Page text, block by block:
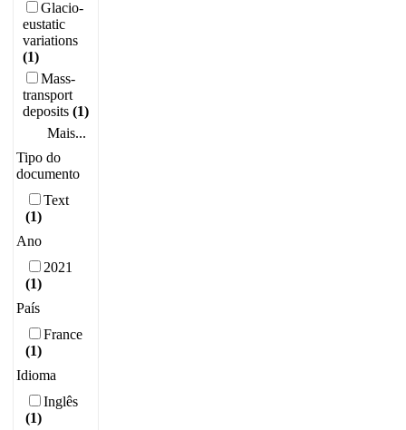
Glacio-
eustatic
variations
(1)
Mass-
transport
deposits (1)
Mais...
Tipo do
documento
Text
(1)
Ano
2021
(1)
País
France
(1)
Idioma
Inglês
(1)